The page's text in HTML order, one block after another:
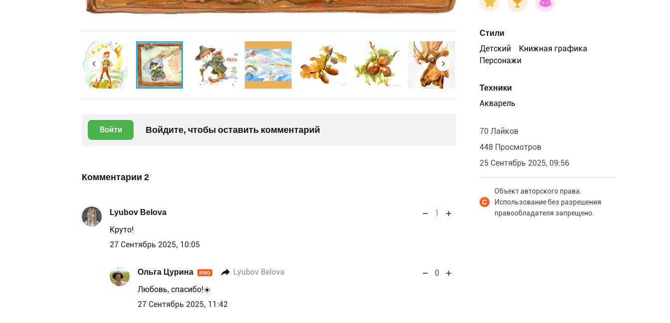
Войти Войдите, чтобы оставить комментарий
Комментарии 2
Lyubov Belova
1
Круто!
27 Сентябрь 2025, 10:05
Ольга Цурина PRO Lyubov Belova
0
Любовь, спасибо!☀️
27 Сентябрь 2025, 11:42
Стили
Детский
Книжная графика
Персонажи
Техники
Акварель
70 Лайков
448 Просмотров
25 Сентябрь 2025, 09:56
Объект авторского права.
Использование без разрешения
правообладателя запрещено.